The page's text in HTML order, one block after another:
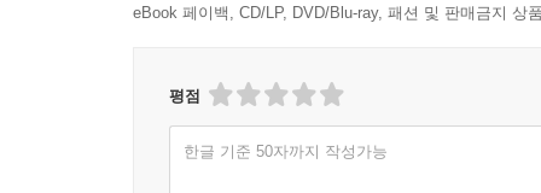
eBook 페이백, CD/LP, DVD/Blu-ray, 패션 및 판매금지 상
평점
한글 기준 50자까지 작성가능